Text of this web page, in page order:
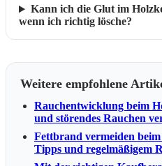
Kann ich die Glut im
wenn ich richtig lösche?
Weitere empfohlene
Rauchentwicklung beim
und störendes Rauchen
Fettbrand vermeiden
Tipps und regelmäßigem